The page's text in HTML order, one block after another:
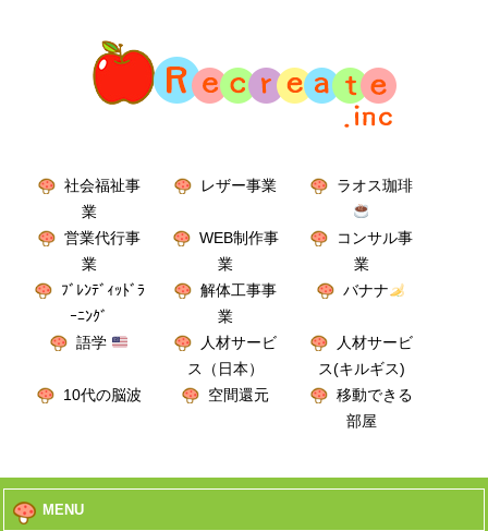
社会福祉事
業
レザー事業 ラオス珈琲
営業代行事
業
WEB制作事
業
コンサル事
業
ﾌﾞﾚﾝﾃﾞｨｯﾄﾞﾗ
ｰﾆﾝｸﾞ
解体工事事
業
バナナ
語学
人材サービ
ス（日本）
人材サービ
ス(キルギス)
10代の脳波
空間還元
移動できる
部屋
MENU